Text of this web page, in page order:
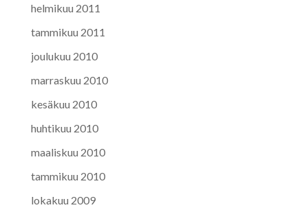
helmikuu 2011
tammikuu 2011
joulukuu 2010
marraskuu 2010
kesäkuu 2010
huhtikuu 2010
maaliskuu 2010
tammikuu 2010
lokakuu 2009